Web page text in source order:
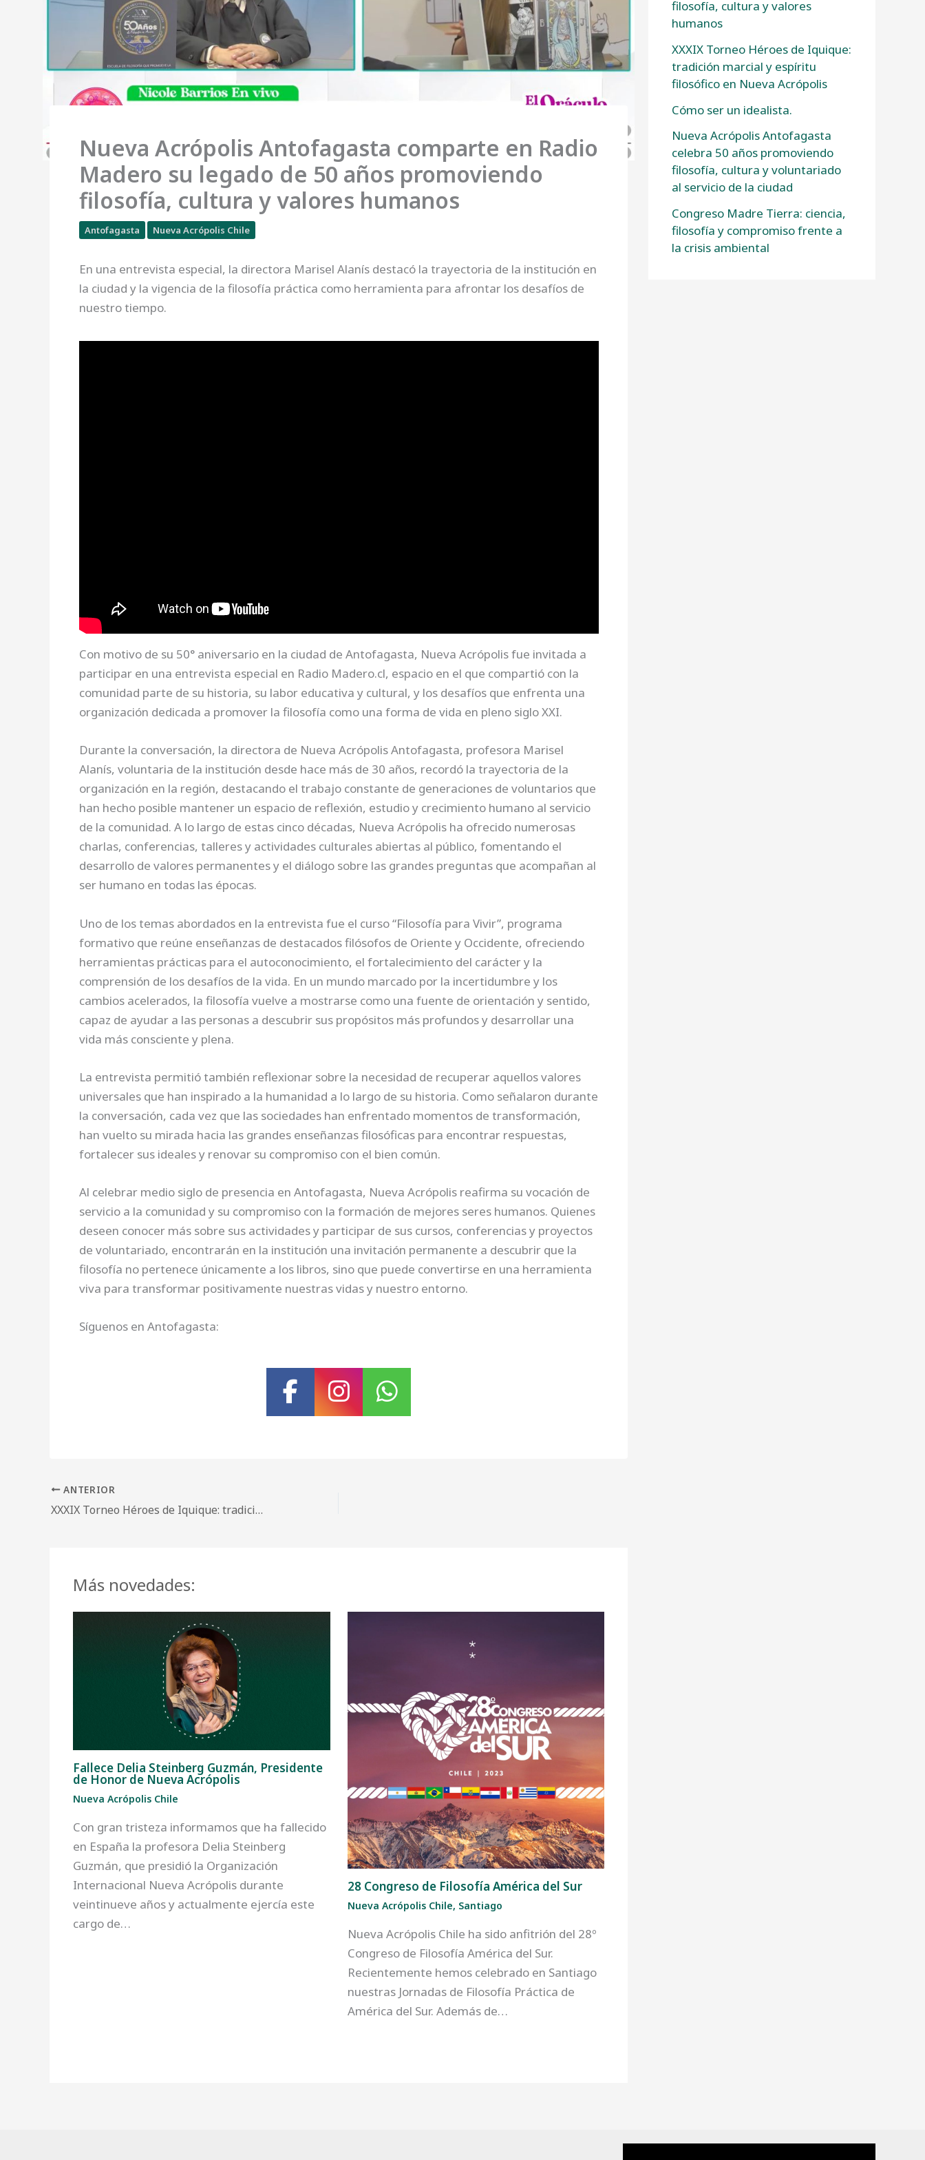
Nueva Acrópolis Antofagasta comparte en Radio
Madero su legado de 50 años promoviendo
filosofía, cultura y valores humanos
Antofagasta Nueva Acrópolis Chile
En una entrevista especial, la directora Marisel Alanís destacó la trayectoria de la institución en
la ciudad y la vigencia de la filosofía práctica como herramienta para afrontar los desafíos de
nuestro tiempo.
Con motivo de su 50° aniversario en la ciudad de Antofagasta, Nueva Acrópolis fue invitada a
participar en una entrevista especial en Radio Madero.cl, espacio en el que compartió con la
comunidad parte de su historia, su labor educativa y cultural, y los desafíos que enfrenta una
organización dedicada a promover la filosofía como una forma de vida en pleno siglo XXI.
Durante la conversación, la directora de Nueva Acrópolis Antofagasta, profesora Marisel
Alanís, voluntaria de la institución desde hace más de 30 años, recordó la trayectoria de la
organización en la región, destacando el trabajo constante de generaciones de voluntarios que
han hecho posible mantener un espacio de reflexión, estudio y crecimiento humano al servicio
de la comunidad. A lo largo de estas cinco décadas, Nueva Acrópolis ha ofrecido numerosas
charlas, conferencias, talleres y actividades culturales abiertas al público, fomentando el
desarrollo de valores permanentes y el diálogo sobre las grandes preguntas que acompañan al
ser humano en todas las épocas.
Uno de los temas abordados en la entrevista fue el curso “Filosofía para Vivir”, programa
formativo que reúne enseñanzas de destacados filósofos de Oriente y Occidente, ofreciendo
herramientas prácticas para el autoconocimiento, el fortalecimiento del carácter y la
comprensión de los desafíos de la vida. En un mundo marcado por la incertidumbre y los
cambios acelerados, la filosofía vuelve a mostrarse como una fuente de orientación y sentido,
capaz de ayudar a las personas a descubrir sus propósitos más profundos y desarrollar una
vida más consciente y plena.
La entrevista permitió también reflexionar sobre la necesidad de recuperar aquellos valores
universales que han inspirado a la humanidad a lo largo de su historia. Como señalaron durante
la conversación, cada vez que las sociedades han enfrentado momentos de transformación,
han vuelto su mirada hacia las grandes enseñanzas filosóficas para encontrar respuestas,
fortalecer sus ideales y renovar su compromiso con el bien común.
Al celebrar medio siglo de presencia en Antofagasta, Nueva Acrópolis reafirma su vocación de
servicio a la comunidad y su compromiso con la formación de mejores seres humanos. Quienes
deseen conocer más sobre sus actividades y participar de sus cursos, conferencias y proyectos
de voluntariado, encontrarán en la institución una invitación permanente a descubrir que la
filosofía no pertenece únicamente a los libros, sino que puede convertirse en una herramienta
viva para transformar positivamente nuestras vidas y nuestro entorno.
Síguenos en Antofagasta:
ANTERIOR
XXXIX Torneo Héroes de Iquique: tradición marcial y espíritu filosófico en Nueva Acrópolis
Más novedades:
Fallece Delia Steinberg Guzmán, Presidente
de Honor de Nueva Acrópolis
Nueva Acrópolis Chile
Con gran tristeza informamos que ha fallecido
en España la profesora Delia Steinberg
Guzmán, que presidió la Organización
Internacional Nueva Acrópolis durante
veintinueve años y actualmente ejercía este
cargo de…
28 Congreso de Filosofía América del Sur
Nueva Acrópolis Chile, Santiago
Nueva Acrópolis Chile ha sido anfitrión del 28º
Congreso de Filosofía América del Sur.
Recientemente hemos celebrado en Santiago
nuestras Jornadas de Filosofía Práctica de
América del Sur. Además de…
filosofía, cultura y valores
humanos
XXXIX Torneo Héroes de Iquique:
tradición marcial y espíritu
filosófico en Nueva Acrópolis
Cómo ser un idealista.
Nueva Acrópolis Antofagasta
celebra 50 años promoviendo
filosofía, cultura y voluntariado
al servicio de la ciudad
Congreso Madre Tierra: ciencia,
filosofía y compromiso frente a
la crisis ambiental